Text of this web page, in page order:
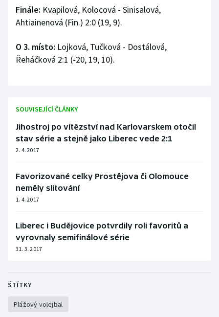
Plavání
Plážový volejbal
Ragby
Rychlostní kanoistika
Short track
Stolní tenis
Veslování
Vodní slalom
Ostatní
Finále: Kvapilová, Kolocová - Sinisalová,
Ahtiainenová (Fin.) 2:0 (19, 9).
O 3. místo: Lojková, Tučková - Dostálová,
Řeháčková 2:1 (-20, 19, 10).
SOUVISEJÍCÍ ČLÁNKY
Jihostroj po vítězství nad Karlovarskem otočil
stav série a stejně jako Liberec vede 2:1
2. 4. 2017
Favorizované celky Prostějova či Olomouce
neměly slitování
1. 4. 2017
Liberec i Budějovice potvrdily roli favoritů a
vyrovnaly semifinálové série
31. 3. 2017
ŠTÍTKY
Plážový volejbal